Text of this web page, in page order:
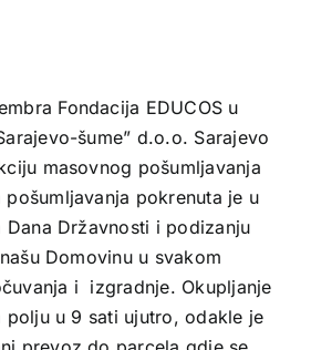
Fondacija EDUCOS u
šume” d.o.o. Sarajevo
masovnog pošumljavanja
pošumljavanja pokrenuta je u
Državnosti i podizanju
Domovinu u svakom
i izgradnje. Okupljanje
polju u 9 sati ujutro, odakle je